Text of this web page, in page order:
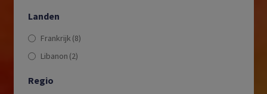
Landen
Frankrijk (8)
Libanon (2)
Regio